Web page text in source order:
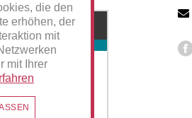
die den
erhöhen, der
mit
mit Ihrer